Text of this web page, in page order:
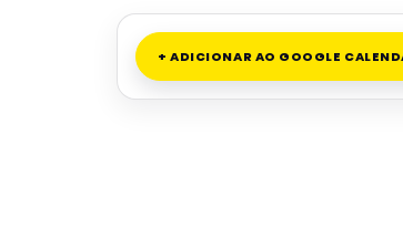
+ ADICIONAR AO GOOGLE